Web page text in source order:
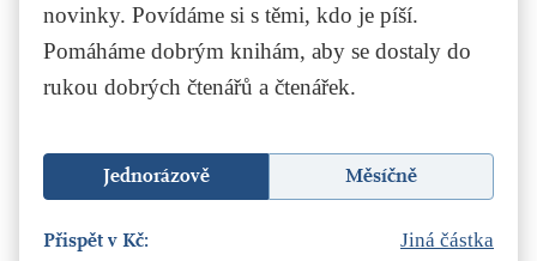
novinky. Povídáme si s těmi, kdo je píší.
Pomáháme dobrým knihám, aby se dostaly do
rukou dobrých čtenářů a čtenářek.
Jednorázově Měsíčně
Přispět v Kč: Jiná částka